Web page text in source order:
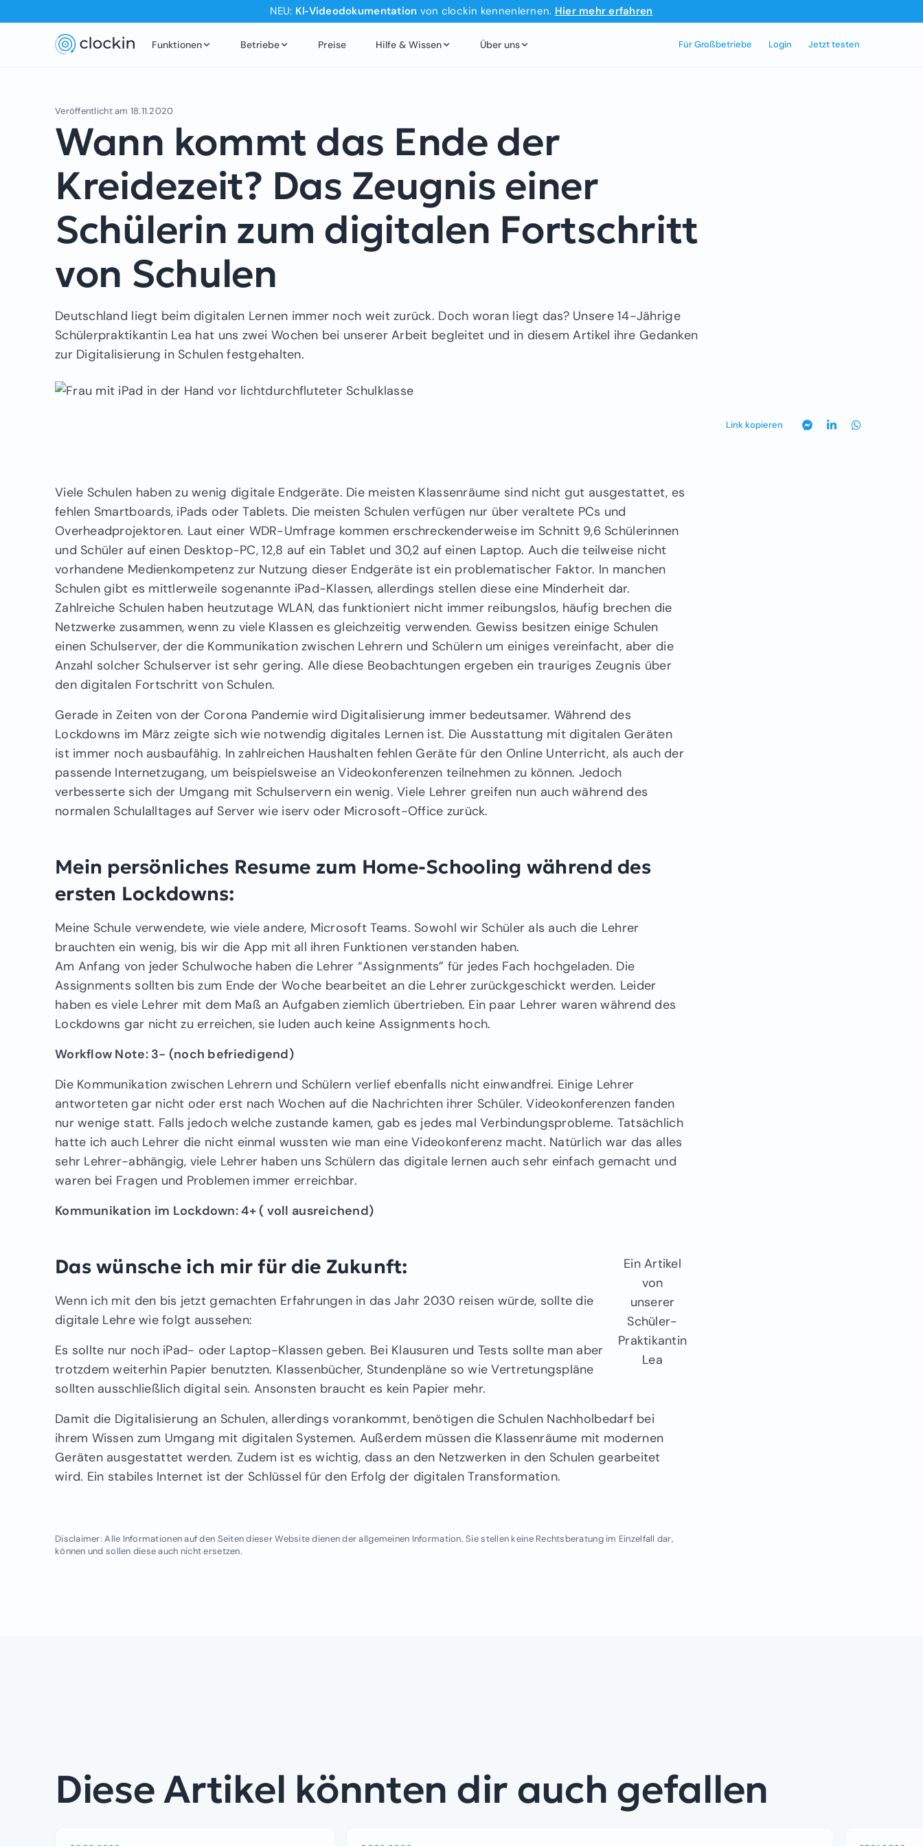
NEU: KI‑Videodokumentation von clockin kennenlernen. Hier mehr erfahren
Funktionen Betriebe Preise Hilfe & Wissen Über uns Für Großbetriebe Login Jetzt testen
Veröffentlicht am 18.11.2020
Wann kommt das Ende der
Kreidezeit? Das Zeugnis einer
Schülerin zum digitalen Fortschritt
von Schulen
Deutschland liegt beim digitalen Lernen immer noch weit zurück. Doch woran liegt das? Unsere 14-Jährige
Schülerpraktikantin Lea hat uns zwei Wochen bei unserer Arbeit begleitet und in diesem Artikel ihre Gedanken
zur Digitalisierung in Schulen festgehalten.
Link kopieren
Viele Schulen haben zu wenig digitale Endgeräte. Die meisten Klassenräume sind nicht gut ausgestattet, es
fehlen Smartboards, iPads oder Tablets. Die meisten Schulen verfügen nur über veraltete PCs und
Overheadprojektoren. Laut einer WDR-Umfrage kommen erschreckenderweise im Schnitt 9,6 Schülerinnen
und Schüler auf einen Desktop-PC, 12,8 auf ein Tablet und 30,2 auf einen Laptop. Auch die teilweise nicht
vorhandene Medienkompetenz zur Nutzung dieser Endgeräte ist ein problematischer Faktor. In manchen
Schulen gibt es mittlerweile sogenannte iPad-Klassen, allerdings stellen diese eine Minderheit dar.
Zahlreiche Schulen haben heutzutage WLAN, das funktioniert nicht immer reibungslos, häufig brechen die
Netzwerke zusammen, wenn zu viele Klassen es gleichzeitig verwenden. Gewiss besitzen einige Schulen
einen Schulserver, der die Kommunikation zwischen Lehrern und Schülern um einiges vereinfacht, aber die
Anzahl solcher Schulserver ist sehr gering. Alle diese Beobachtungen ergeben ein trauriges Zeugnis über
den digitalen Fortschritt von Schulen.
Gerade in Zeiten von der Corona Pandemie wird Digitalisierung immer bedeutsamer. Während des
Lockdowns im März zeigte sich wie notwendig digitales Lernen ist. Die Ausstattung mit digitalen Geräten
ist immer noch ausbaufähig. In zahlreichen Haushalten fehlen Geräte für den Online Unterricht, als auch der
passende Internetzugang, um beispielsweise an Videokonferenzen teilnehmen zu können. Jedoch
verbesserte sich der Umgang mit Schulservern ein wenig. Viele Lehrer greifen nun auch während des
normalen Schulalltages auf Server wie iserv oder Microsoft-Office zurück.
Mein persönliches Resume zum Home-Schooling während des
ersten Lockdowns:
Meine Schule verwendete, wie viele andere, Microsoft Teams. Sowohl wir Schüler als auch die Lehrer
brauchten ein wenig, bis wir die App mit all ihren Funktionen verstanden haben.
Am Anfang von jeder Schulwoche haben die Lehrer “Assignments” für jedes Fach hochgeladen. Die
Assignments sollten bis zum Ende der Woche bearbeitet an die Lehrer zurückgeschickt werden. Leider
haben es viele Lehrer mit dem Maß an Aufgaben ziemlich übertrieben. Ein paar Lehrer waren während des
Lockdowns gar nicht zu erreichen, sie luden auch keine Assignments hoch.
Workflow Note: 3- (noch befriedigend)
Die Kommunikation zwischen Lehrern und Schülern verlief ebenfalls nicht einwandfrei. Einige Lehrer
antworteten gar nicht oder erst nach Wochen auf die Nachrichten ihrer Schüler. Videokonferenzen fanden
nur wenige statt. Falls jedoch welche zustande kamen, gab es jedes mal Verbindungsprobleme. Tatsächlich
hatte ich auch Lehrer die nicht einmal wussten wie man eine Videokonferenz macht. Natürlich war das alles
sehr Lehrer-abhängig, viele Lehrer haben uns Schülern das digitale lernen auch sehr einfach gemacht und
waren bei Fragen und Problemen immer erreichbar.
Kommunikation im Lockdown: 4+ ( voll ausreichend)
Ein Artikel
von
unserer
Schüler-
Praktikantin
Lea
Das wünsche ich mir für die Zukunft:
Wenn ich mit den bis jetzt gemachten Erfahrungen in das Jahr 2030 reisen würde, sollte die
digitale Lehre wie folgt aussehen:
Es sollte nur noch iPad- oder Laptop-Klassen geben. Bei Klausuren und Tests sollte man aber
trotzdem weiterhin Papier benutzten. Klassenbücher, Stundenpläne so wie Vertretungspläne
sollten ausschließlich digital sein. Ansonsten braucht es kein Papier mehr.
Damit die Digitalisierung an Schulen, allerdings vorankommt, benötigen die Schulen Nachholbedarf bei
ihrem Wissen zum Umgang mit digitalen Systemen. Außerdem müssen die Klassenräume mit modernen
Geräten ausgestattet werden. Zudem ist es wichtig, dass an den Netzwerken in den Schulen gearbeitet
wird. Ein stabiles Internet ist der Schlüssel für den Erfolg der digitalen Transformation.
Disclaimer: Alle Informationen auf den Seiten dieser Website dienen der allgemeinen Information. Sie stellen keine Rechtsberatung im Einzelfall dar,
können und sollen diese auch nicht ersetzen.
Diese Artikel könnten dir auch gefallen